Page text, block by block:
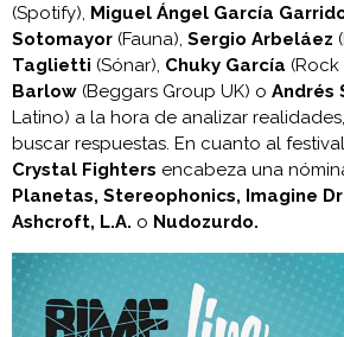
(Spotify), Miguel Ángel García
Sotomayor (Fauna), Sergio Arbeláez
Taglietti (Sónar), Chuky García (Rock
Barlow (Beggars Group UK) o Andrés
Latino) a la hora de analizar
buscar respuestas. En cuanto al
Crystal Fighters encabeza una
Planetas, Stereophonics, Imagine
Ashcroft, L.A. o Nudozurdo.